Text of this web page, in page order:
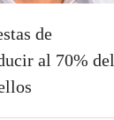
de
al 70% del